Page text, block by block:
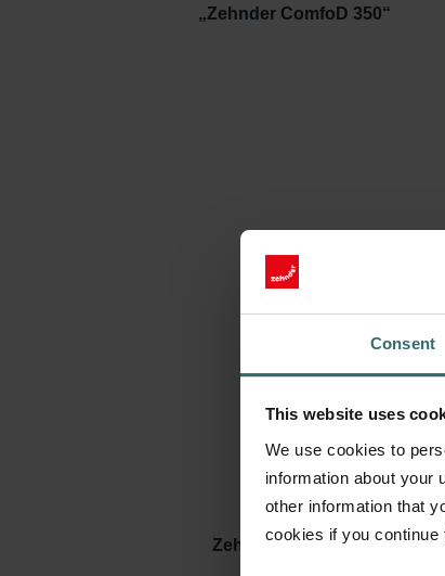
Consent
This website uses
We use cookies to
information about your
other information that
cookies if you continue
„Zehnder ComfoD 350“
Zehnder Climos 200